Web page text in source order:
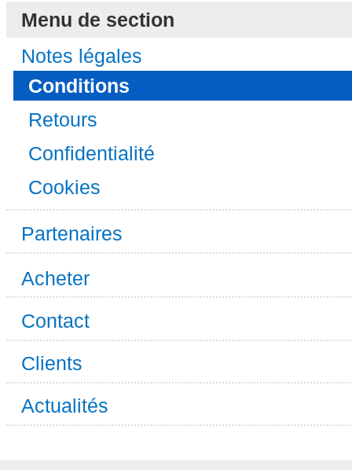
Menu de section
Notes légales
Conditions
Retours
Confidentialité
Cookies
Partenaires
Acheter
Contact
Clients
Actualités